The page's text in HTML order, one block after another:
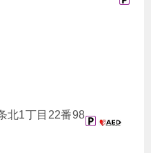
北1丁目22番98